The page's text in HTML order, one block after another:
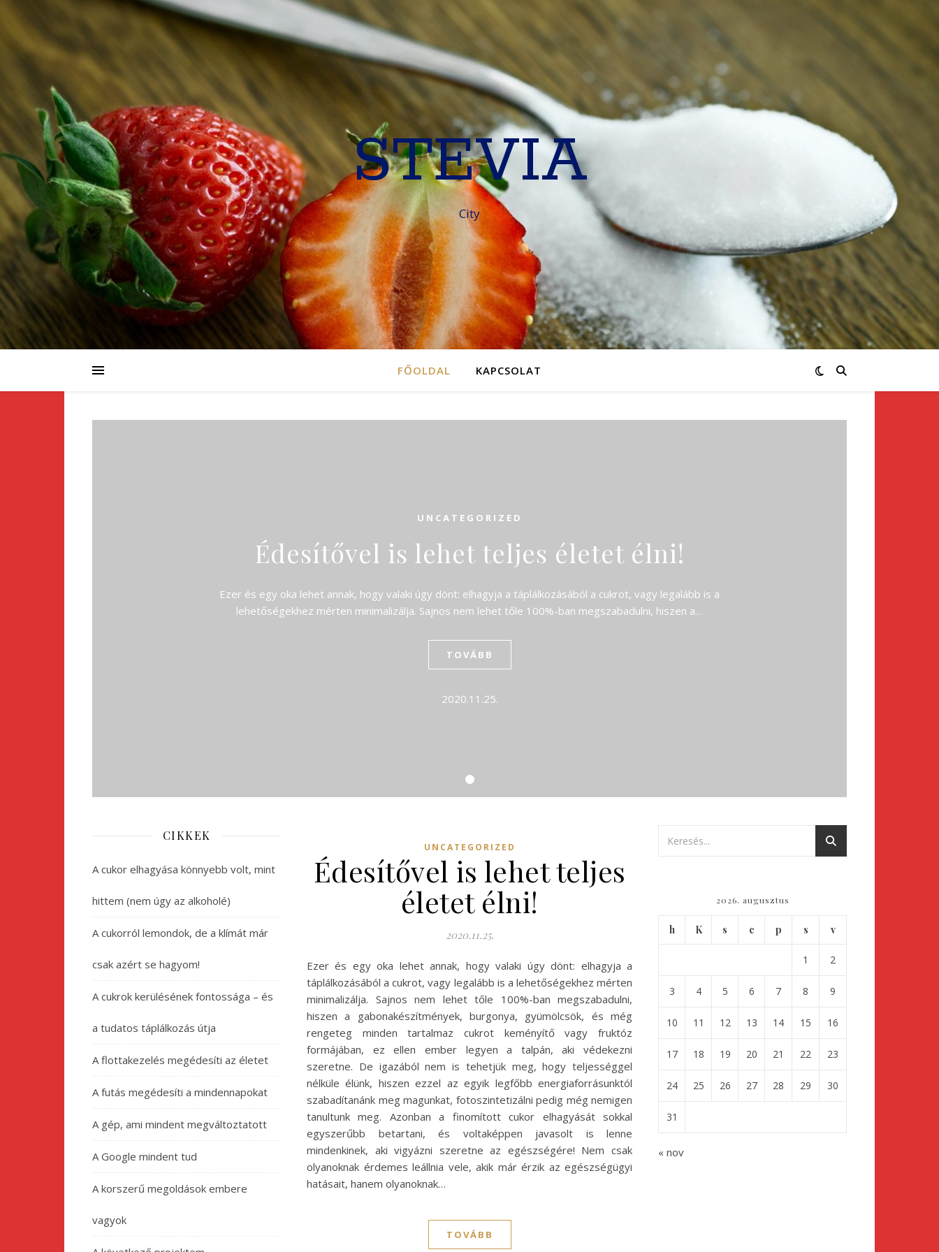
STEVIA
City
FŐOLDAL KAPCSOLAT
UNCATEGORIZED
Édesítővel is lehet teljes életet élni!
Ezer és egy oka lehet annak, hogy valaki úgy dönt: elhagyja a táplálkozásából a cukrot, vagy legalább is a
lehetőségekhez mérten minimalizálja. Sajnos nem lehet tőle 100%-ban megszabadulni, hiszen a…
TOVÁBB
2020.11.25.
CIKKEK
A cukor elhagyása könnyebb volt, mint
hittem (nem úgy az alkoholé)
A cukorról lemondok, de a klímát már
csak azért se hagyom!
A cukrok kerülésének fontossága – és
a tudatos táplálkozás útja
A flottakezelés megédesíti az életet
A futás megédesíti a mindennapokat
A gép, ami mindent megváltoztatott
A Google mindent tud
A korszerű megoldások embere
vagyok
UNCATEGORIZED
Édesítővel is lehet teljes
életet élni!
2020.11.25.
Ezer és egy oka lehet annak, hogy valaki úgy dönt: elhagyja a
táplálkozásából a cukrot, vagy legalább is a lehetőségekhez mérten
minimalizálja. Sajnos nem lehet tőle 100%-ban megszabadulni,
hiszen a gabonakészítmények, burgonya, gyümölcsök, és még
rengeteg minden tartalmaz cukrot keményítő vagy fruktóz
formájában, ez ellen ember legyen a talpán, aki védekezni
szeretne. De igazából nem is tehetjük meg, hogy teljességgel
nélküle élünk, hiszen ezzel az egyik legfőbb energiaforrásunktól
szabadítanánk meg magunkat, fotoszintetizálni pedig még nemigen
tanultunk meg. Azonban a finomított cukor elhagyását sokkal
egyszerűbb betartani, és voltaképpen javasolt is lenne
mindenkinek, aki vigyázni szeretne az egészségére! Nem csak
olyanoknak érdemes leállnia vele, akik már érzik az egészségügyi
hatásait, hanem olyanoknak…
TOVÁBB
2026. augusztus
h K s c p s v
1 2
3 4 5 6 7 8 9
10 11 12 13 14 15 16
17 18 19 20 21 22 23
24 25 26 27 28 29 30
31
« nov